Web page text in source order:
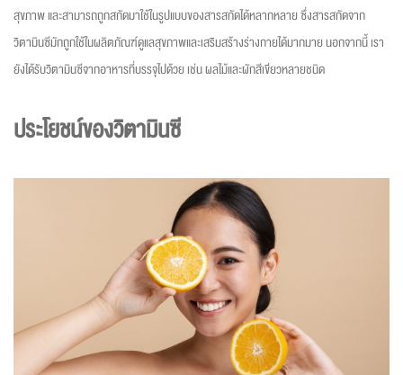
สุขภาพ และสามารถถูกสกัดมาใช้ในรูปแบบของสารสกัดได้หลากหลาย ซึ่งสารสกัดจาก
วิตามินซีมักถูกใช้ในผลิตภัณฑ์ดูแลสุขภาพและเสริมสร้างร่างกายได้มากมาย นอกจากนี้ เรา
ยังได้รับวิตามินซีจากอาหารที่บรรจุไปด้วย เช่น ผลไม้และผักสีเขียวหลายชนิด
ประโยชน์ของวิตามินซี